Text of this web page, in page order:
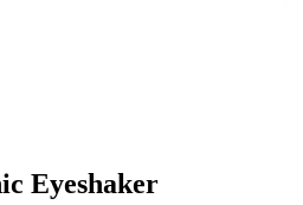
Eyeshaker